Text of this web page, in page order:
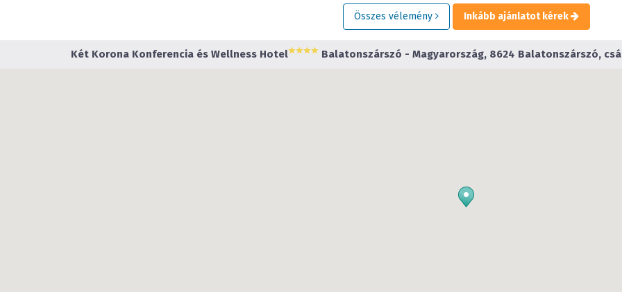
Összes vélemény Inkább ajánlatot kérek
Két Korona Konferencia és Wellness Hotel Balatonszárszó - Magyarország, 8624 Balatonszárszó,